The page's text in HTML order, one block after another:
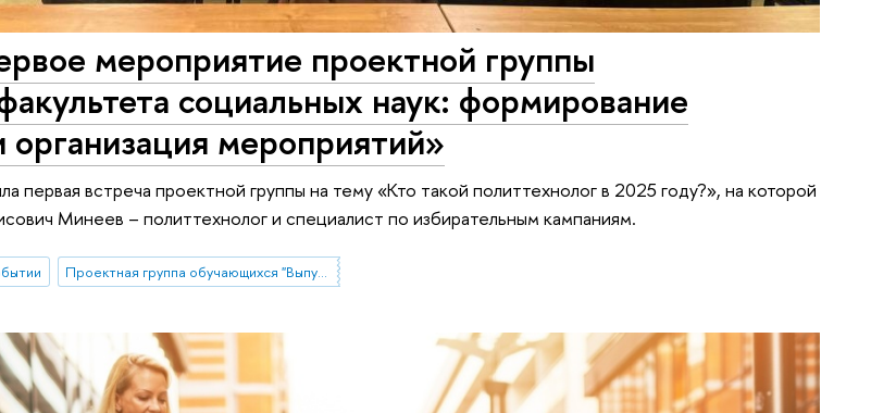
мероприятие проектной группы
социальных наук: формирование
мероприятий»
первая встреча проектной группы на тему «Кто такой политтехнолог в 2025 году?», на которой
Минеев – политтехнолог и специалист по избирательным кампаниям.
Проектная группа обучающихся "Выпускники факультета социальных наук: формирование базы данных и организация мероприятий"